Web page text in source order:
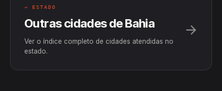
→ ESTADO
Outras cidades de Bahia
Ver o índice completo de cidades atendidas no
estado.